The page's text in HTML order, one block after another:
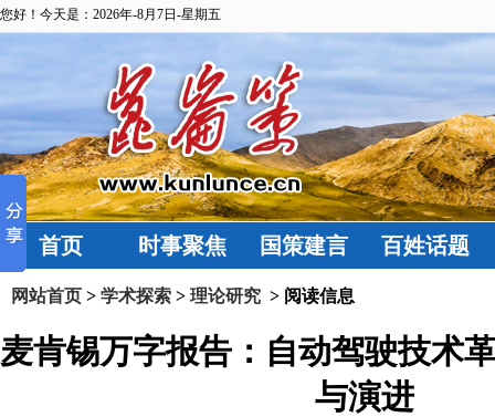
您好！今天是：2026年-8月7日-星期五
首页 时事聚焦 国策建言 百姓话题
网站首页 > 学术探索 > 理论研究 > 阅读信息
麦肯锡万字报告：自动驾驶技术
与演进